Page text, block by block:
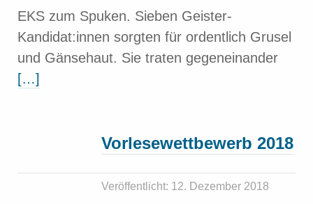
EKS zum Spuken. Sieben Geister-
Kandidat:innen sorgten für ordentlich Grusel
und Gänsehaut. Sie traten gegeneinander
[…]
Vorlesewettbewerb 2018
Veröffentlicht: 12. Dezember 2018